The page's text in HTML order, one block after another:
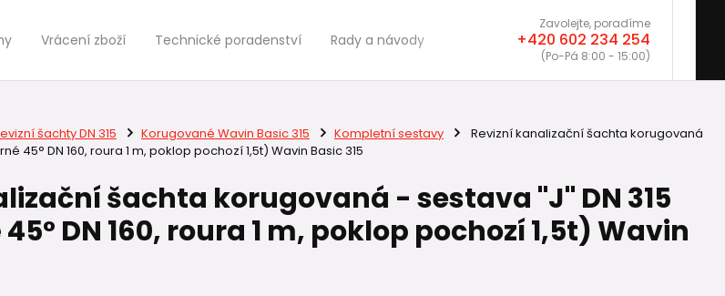
Vrácení zboží Technické poradenství Rady a návody
Zavolejte, poradíme
+420 602 234 254
(Po-Pá 8:00 - 15:00)
šachty DN 315 Korugované Wavin Basic 315 Kompletní sestavy
Revizní kanalizační šachta korugovaná
45° DN 160, roura 1 m, poklop pochozí 1,5t) Wavin Basic 315
šachta korugovaná - sestava "J" DN 315
DN 160, roura 1 m, poklop pochozí 1,5t) Wavin